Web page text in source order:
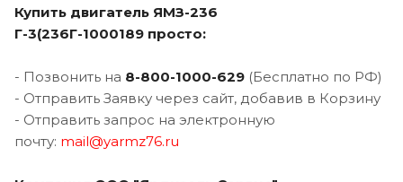
Купить двигатель ЯМЗ-236
Г-3(236Г-1000189 просто:
- Позвонить на 8-800-1000-629 (Бесплатно по РФ)
- Отправить Заявку через сайт, добавив в Корзину
- Отправить запрос на электронную
почту: mail@yarmz76.ru